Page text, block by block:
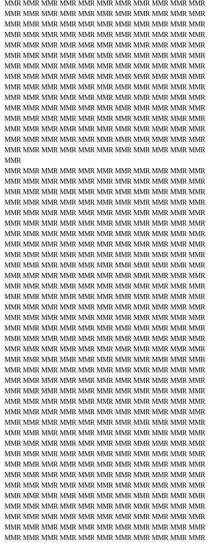
MMR MMR MMR MMR MMR MMR MMR MMR MMR MMR MMR
MMR MMR MMR MMR MMR MMR MMR MMR MMR MMR MMR
MMR MMR MMR MMR MMR MMR MMR MMR MMR MMR MMR
MMR MMR MMR MMR MMR MMR MMR MMR MMR MMR MMR
MMR MMR MMR MMR MMR MMR MMR MMR MMR MMR MMR
MMR MMR MMR MMR MMR MMR MMR MMR MMR MMR MMR
MMR MMR MMR MMR MMR MMR MMR MMR MMR MMR MMR
MMR MMR MMR MMR MMR MMR MMR MMR MMR MMR MMR
MMR MMR MMR MMR MMR MMR MMR MMR MMR MMR MMR
MMR MMR MMR MMR MMR MMR MMR MMR MMR MMR MMR
MMR MMR MMR MMR MMR MMR MMR MMR MMR MMR MMR
MMR MMR MMR MMR MMR MMR MMR MMR MMR MMR MMR
MMR MMR MMR MMR MMR MMR MMR MMR MMR MMR MMR
MMR MMR MMR MMR MMR MMR MMR MMR MMR MMR MMR
MMR MMR MMR MMR MMR MMR MMR MMR MMR MMR MMR
MMR
MMR MMR MMR MMR MMR MMR MMR MMR MMR MMR MMR
MMR MMR MMR MMR MMR MMR MMR MMR MMR MMR MMR
MMR MMR MMR MMR MMR MMR MMR MMR MMR MMR MMR
MMR MMR MMR MMR MMR MMR MMR MMR MMR MMR MMR
MMR MMR MMR MMR MMR MMR MMR MMR MMR MMR MMR
MMR MMR MMR MMR MMR MMR MMR MMR MMR MMR MMR
MMR MMR MMR MMR MMR MMR MMR MMR MMR MMR MMR
MMR MMR MMR MMR MMR MMR MMR MMR MMR MMR MMR
MMR MMR MMR MMR MMR MMR MMR MMR MMR MMR MMR
MMR MMR MMR MMR MMR MMR MMR MMR MMR MMR MMR
MMR MMR MMR MMR MMR MMR MMR MMR MMR MMR MMR
MMR MMR MMR MMR MMR MMR MMR MMR MMR MMR MMR
MMR MMR MMR MMR MMR MMR MMR MMR MMR MMR MMR
MMR MMR MMR MMR MMR MMR MMR MMR MMR MMR MMR
MMR MMR MMR MMR MMR MMR MMR MMR MMR MMR MMR
MMR MMR MMR MMR MMR MMR MMR MMR MMR MMR MMR
MMR MMR MMR MMR MMR MMR MMR MMR MMR MMR MMR
MMR MMR MMR MMR MMR MMR MMR MMR MMR MMR MMR
MMR MMR MMR MMR MMR MMR MMR MMR MMR MMR MMR
MMR MMR MMR MMR MMR MMR MMR MMR MMR MMR MMR
MMR MMR MMR MMR MMR MMR MMR MMR MMR MMR MMR
MMR MMR MMR MMR MMR MMR MMR MMR MMR MMR MMR
MMR MMR MMR MMR MMR MMR MMR MMR MMR MMR MMR
MMR MMR MMR MMR MMR MMR MMR MMR MMR MMR MMR
MMR MMR MMR MMR MMR MMR MMR MMR MMR MMR MMR
MMR MMR MMR MMR MMR MMR MMR MMR MMR MMR MMR
MMR MMR MMR MMR MMR MMR MMR MMR MMR MMR MMR
MMR MMR MMR MMR MMR MMR MMR MMR MMR MMR MMR
MMR MMR MMR MMR MMR MMR MMR MMR MMR MMR MMR
MMR MMR MMR MMR MMR MMR MMR MMR MMR MMR MMR
MMR MMR MMR MMR MMR MMR MMR MMR MMR MMR MMR
MMR MMR MMR MMR MMR MMR MMR MMR MMR MMR MMR
MMR MMR MMR MMR MMR MMR MMR MMR MMR MMR MMR
MMR MMR MMR MMR MMR MMR MMR MMR MMR MMR MMR
MMR MMR MMR MMR MMR MMR MMR MMR MMR MMR MMR
MMR MMR MMR MMR MMR MMR MMR MMR MMR MMR MMR